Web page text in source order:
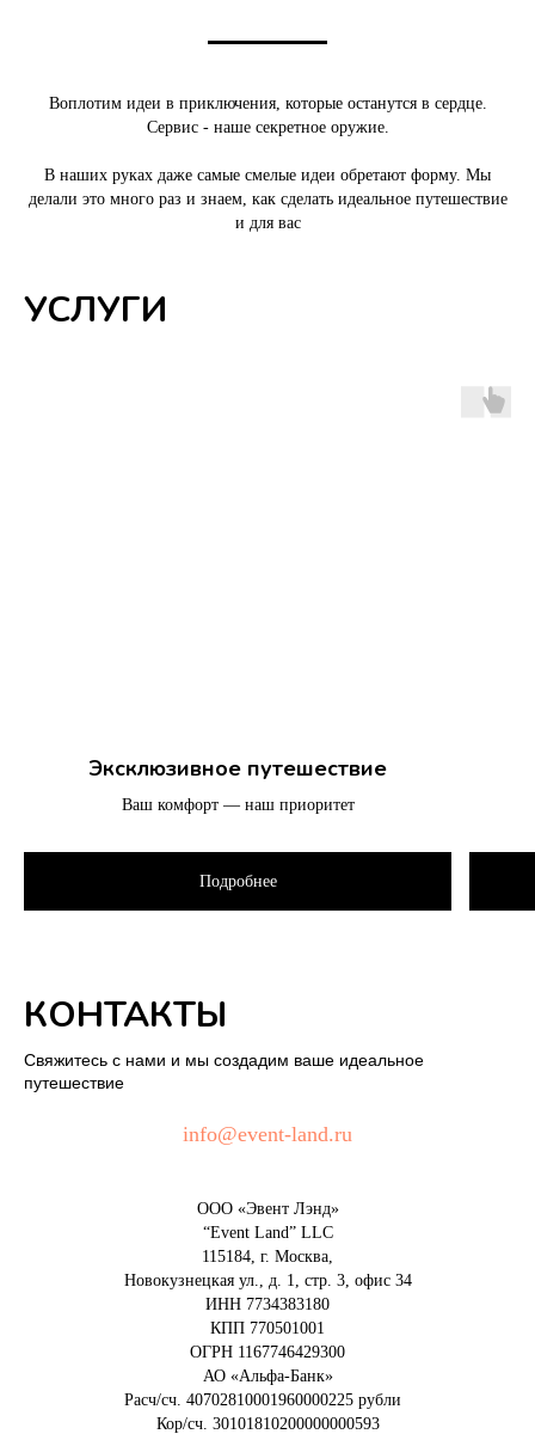
Воплотим идеи в приключения, которые останутся в сердце.
Сервис - наше секретное оружие.
В наших руках даже самые смелые идеи обретают форму. Мы
делали это много раз и знаем, как сделать идеальное путешествие
и для вас
УСЛУГИ
Эксклюзивное путешествие
Ваш комфорт — наш приоритет
Подробнее
КОНТАКТЫ
Свяжитесь с нами и мы создадим ваше идеальное
путешествие
info@event-land.ru
ООО «Эвент Лэнд»
“Event Land” LLC
115184, г. Москва,
Новокузнецкая ул., д. 1, стр. 3, офис 34
ИНН 7734383180
КПП 770501001
ОГРН 1167746429300
АО «Альфа-Банк»
Расч/сч. 40702810001960000225 рубли
Кор/сч. 30101810200000000593